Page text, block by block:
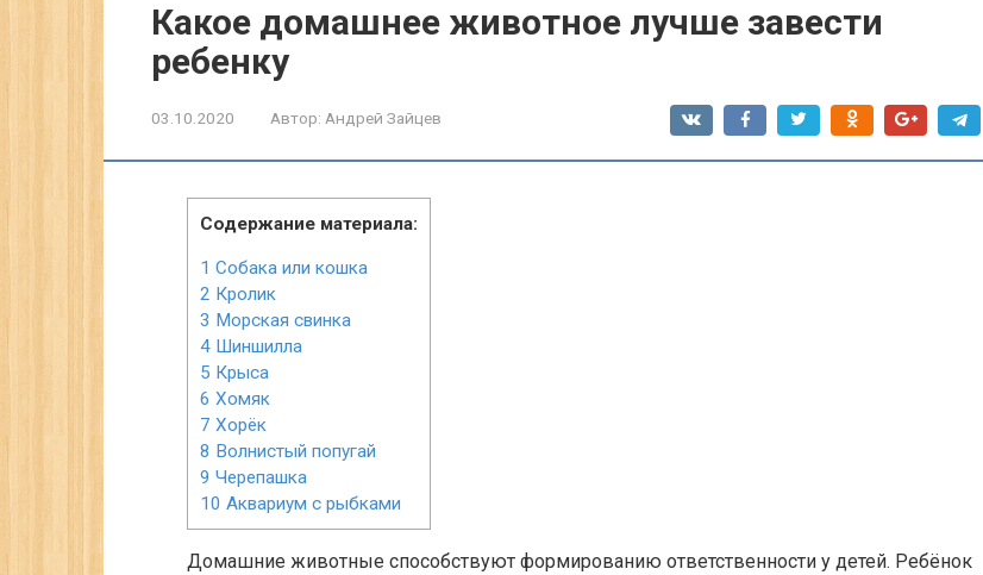
Какое домашнее животное лучше завести
ребенку
03.10.2020 Автор: Андрей Зайцев
Содержание материала:
1 Собака или кошка
2 Кролик
3 Морская свинка
4 Шиншилла
5 Крыса
6 Хомяк
7 Хорёк
8 Волнистый попугай
9 Черепашка
10 Аквариум с рыбками
Домашние животные способствуют формированию ответственности у детей. Ребёнок